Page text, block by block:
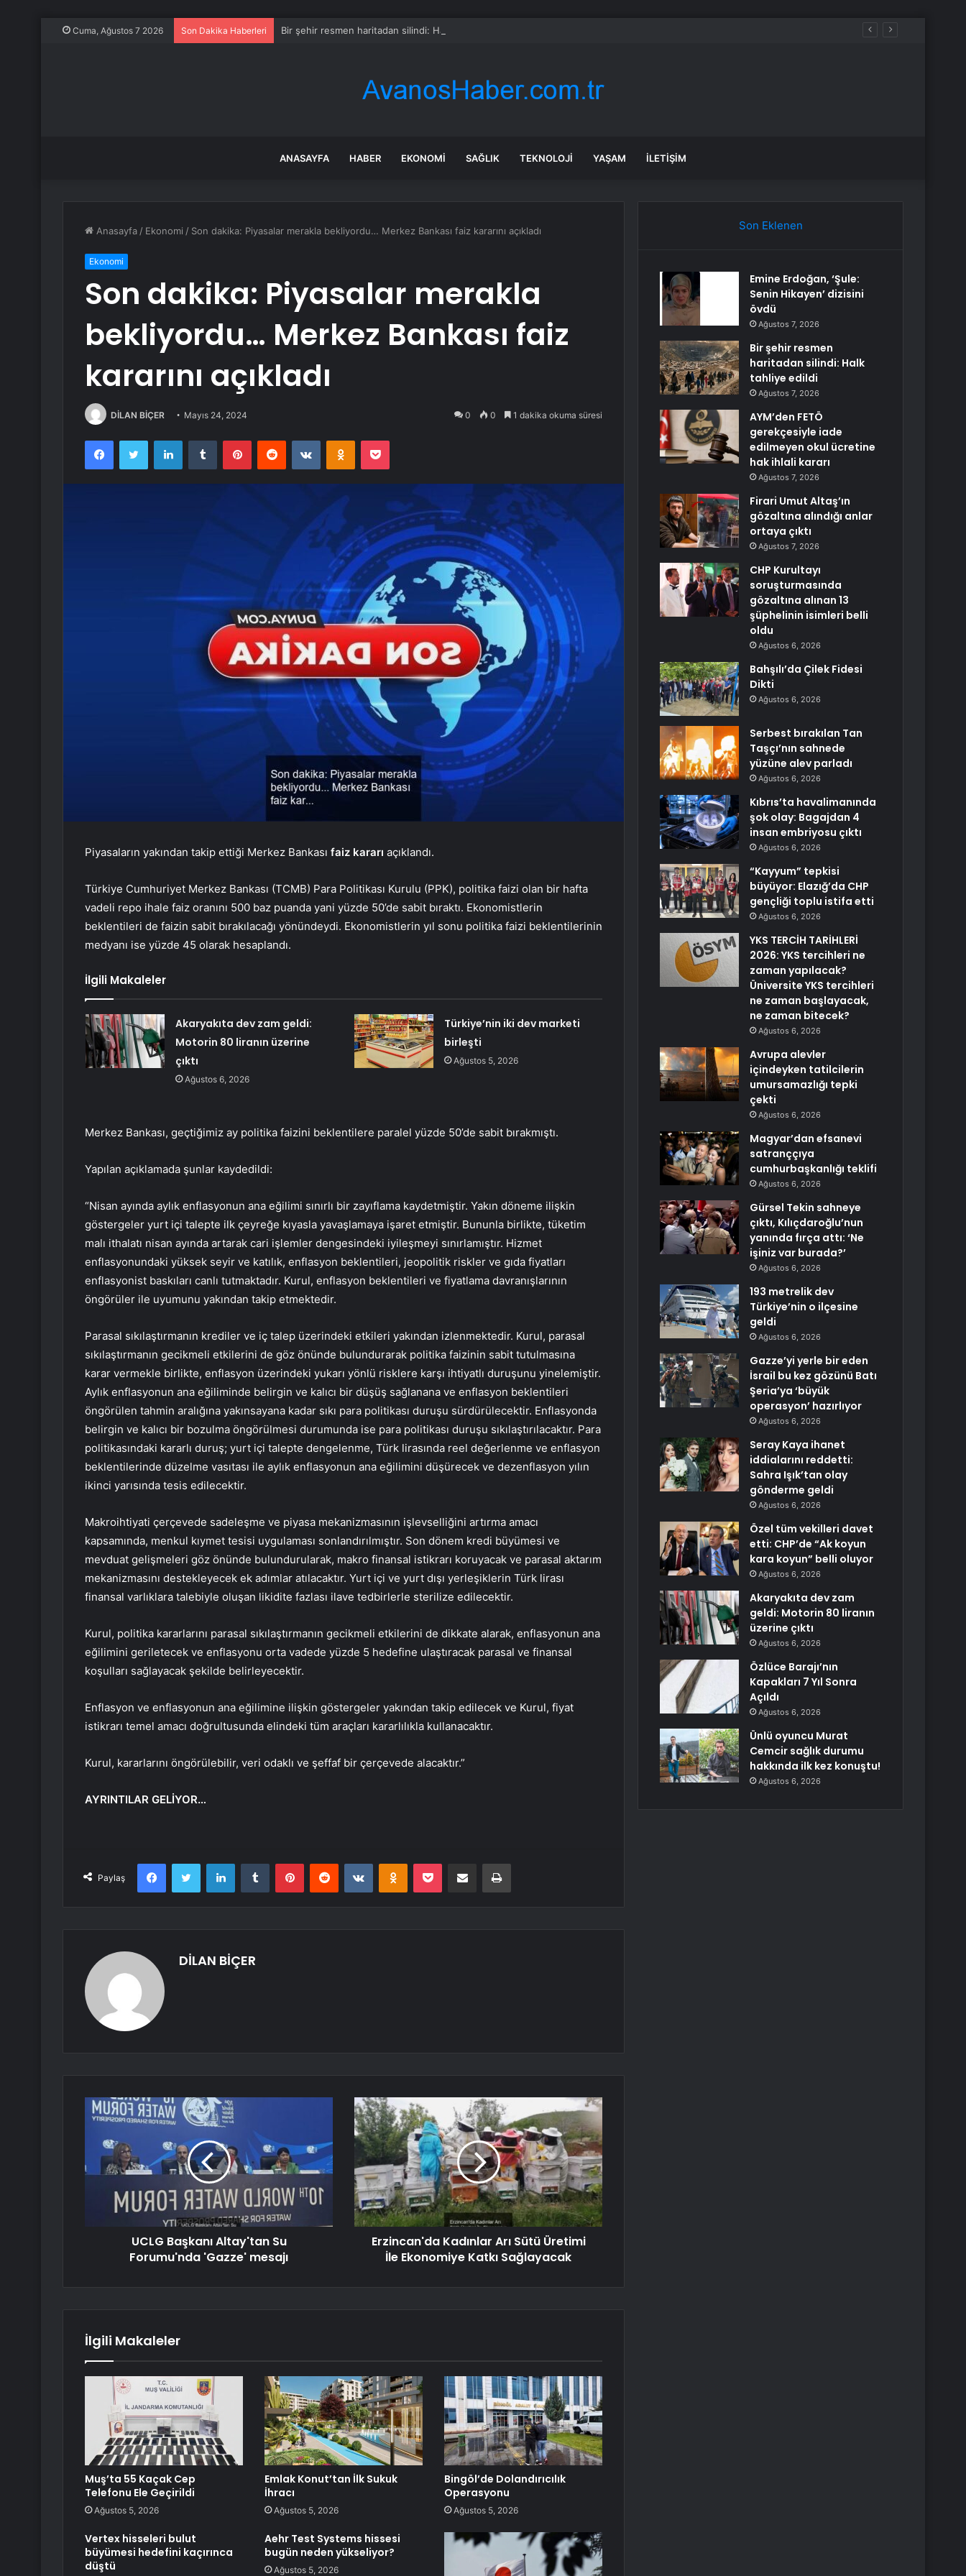
Cuma, Ağustos 7 2026 Son Dakika Haberleri Bir şehir resmen haritadan silindi: Halk tahliye edildi
ANASAYFA HABER EKONOMI SAĞLIK TEKNOLOJI YAŞAM İLETIŞIM
Anasayfa / Ekonomi / Son dakika: Piyasalar merakla bekliyordu… Merkez Bankası faiz kararını açıkladı
Ekonomi
Son dakika: Piyasalar merakla
bekliyordu… Merkez Bankası faiz
kararını açıkladı
DİLAN BİÇER Mayıs 24, 2024 0 0 1 dakika okuma süresi
FacebookTwitter LinkedInTumblr PinterestReddit VKontakteOdnoklassniki
Pocket
Piyasaların yakından takip ettiği Merkez Bankası faiz kararı açıklandı.
Türkiye Cumhuriyet Merkez Bankası (TCMB) Para Politikası Kurulu (PPK), politika faizi olan bir hafta
vadeli repo ihale faiz oranını 500 baz puanda yani yüzde 50’de sabit bıraktı. Ekonomistlerin
beklentileri de faizin sabit bırakılacağı yönündeydi. Ekonomistlerin yıl sonu politika faizi beklentilerinin
medyanı ise yüzde 45 olarak hesaplandı.
İlgili Makaleler
Akaryakıta dev zam geldi:
Motorin 80 liranın üzerine
çıktı
Ağustos 6, 2026
Türkiye’nin iki dev marketi
birleşti
Ağustos 5, 2026
Merkez Bankası, geçtiğimiz ay politika faizini beklentilere paralel yüzde 50’de sabit bırakmıştı.
Yapılan açıklamada şunlar kaydedildi:
“Nisan ayında aylık enflasyonun ana eğilimi sınırlı bir zayıflama kaydetmiştir. Yakın döneme ilişkin
göstergeler yurt içi talepte ilk çeyreğe kıyasla yavaşlamaya işaret etmiştir. Bununla birlikte, tüketim
malı ithalatı nisan ayında artarak cari işlemler dengesindeki iyileşmeyi sınırlamıştır. Hizmet
enflasyonundaki yüksek seyir ve katılık, enflasyon beklentileri, jeopolitik riskler ve gıda fiyatları
enflasyonist baskıları canlı tutmaktadır. Kurul, enflasyon beklentileri ve fiyatlama davranışlarının
öngörüler ile uyumunu yakından takip etmektedir.
Parasal sıkılaştırmanın krediler ve iç talep üzerindeki etkileri yakından izlenmektedir. Kurul, parasal
sıkılaştırmanın gecikmeli etkilerini de göz önünde bulundurarak politika faizinin sabit tutulmasına
karar vermekle birlikte, enflasyon üzerindeki yukarı yönlü risklere karşı ihtiyatlı duruşunu yinelemiştir.
Aylık enflasyonun ana eğiliminde belirgin ve kalıcı bir düşüş sağlanana ve enflasyon beklentileri
öngörülen tahmin aralığına yakınsayana kadar sıkı para politikası duruşu sürdürülecektir. Enflasyonda
belirgin ve kalıcı bir bozulma öngörülmesi durumunda ise para politikası duruşu sıkılaştırılacaktır. Para
politikasındaki kararlı duruş; yurt içi talepte dengelenme, Türk lirasında reel değerlenme ve enflasyon
beklentilerinde düzelme vasıtası ile aylık enflasyonun ana eğilimini düşürecek ve dezenflasyon yılın
ikinci yarısında tesis edilecektir.
Makroihtiyati çerçevede sadeleşme ve piyasa mekanizmasının işlevselliğini artırma amacı
kapsamında, menkul kıymet tesisi uygulaması sonlandırılmıştır. Son dönem kredi büyümesi ve
mevduat gelişmeleri göz önünde bulundurularak, makro finansal istikrarı koruyacak ve parasal aktarım
mekanizmasını destekleyecek ek adımlar atılacaktır. Yurt içi ve yurt dışı yerleşiklerin Türk lirası
finansal varlıklara talebiyle oluşan likidite fazlası ilave tedbirlerle sterilize edilecektir.
Kurul, politika kararlarını parasal sıkılaştırmanın gecikmeli etkilerini de dikkate alarak, enflasyonun ana
eğilimini geriletecek ve enflasyonu orta vadede yüzde 5 hedefine ulaştıracak parasal ve finansal
koşulları sağlayacak şekilde belirleyecektir.
Enflasyon ve enflasyonun ana eğilimine ilişkin göstergeler yakından takip edilecek ve Kurul, fiyat
istikrarı temel amacı doğrultusunda elindeki tüm araçları kararlılıkla kullanacaktır.
Kurul, kararlarını öngörülebilir, veri odaklı ve şeffaf bir çerçevede alacaktır.”
AYRINTILAR GELİYOR…
Paylaş
FacebookTwitter LinkedInTumblr PinterestReddit VKontakteOdnoklassniki
Pocket E-Posta ile paylaş Yazdır
DİLAN BİÇER
UCLG Başkanı Altay'tan Su
Forumu'nda 'Gazze' mesajı
Erzincan'da Kadınlar Arı Sütü Üretimi
İle Ekonomiye Katkı Sağlayacak
İlgili Makaleler
Muş’ta 55 Kaçak Cep
Telefonu Ele Geçirildi
Ağustos 5, 2026
Emlak Konut’tan İlk Sukuk
İhracı
Ağustos 5, 2026
Bingöl’de Dolandırıcılık
Operasyonu
Ağustos 5, 2026
Vertex hisseleri bulut
büyümesi hedefini kaçırınca
düştü
Aehr Test Systems hissesi
bugün neden yükseliyor?
Ağustos 5, 2026
Son Eklenen
Emine Erdoğan, ‘Şule:
Senin Hikayen’ dizisini
övdü
Ağustos 7, 2026
Bir şehir resmen
haritadan silindi: Halk
tahliye edildi
Ağustos 7, 2026
AYM’den FETÖ
gerekçesiyle iade
edilmeyen okul ücretine
hak ihlali kararı
Ağustos 7, 2026
Firari Umut Altaş’ın
gözaltına alındığı anlar
ortaya çıktı
Ağustos 7, 2026
CHP Kurultayı
soruşturmasında
gözaltına alınan 13
şüphelinin isimleri belli
oldu
Ağustos 6, 2026
Bahşılı’da Çilek Fidesi
Dikti
Ağustos 6, 2026
Serbest bırakılan Tan
Taşçı’nın sahnede
yüzüne alev parladı
Ağustos 6, 2026
Kıbrıs’ta havalimanında
şok olay: Bagajdan 4
insan embriyosu çıktı
Ağustos 6, 2026
“Kayyum” tepkisi
büyüyor: Elazığ’da CHP
gençliği toplu istifa etti
Ağustos 6, 2026
YKS TERCİH TARİHLERİ
2026: YKS tercihleri ne
zaman yapılacak?
Üniversite YKS tercihleri
ne zaman başlayacak,
ne zaman bitecek?
Ağustos 6, 2026
Avrupa alevler
içindeyken tatilcilerin
umursamazlığı tepki
çekti
Ağustos 6, 2026
Magyar’dan efsanevi
satranççıya
cumhurbaşkanlığı teklifi
Ağustos 6, 2026
Gürsel Tekin sahneye
çıktı, Kılıçdaroğlu’nun
yanında fırça attı: ‘Ne
işiniz var burada?’
Ağustos 6, 2026
193 metrelik dev
Türkiye’nin o ilçesine
geldi
Ağustos 6, 2026
Gazze’yi yerle bir eden
İsrail bu kez gözünü Batı
Şeria’ya ‘büyük
operasyon’ hazırlıyor
Ağustos 6, 2026
Seray Kaya ihanet
iddialarını reddetti:
Sahra Işık’tan olay
gönderme geldi
Ağustos 6, 2026
Özel tüm vekilleri davet
etti: CHP’de “Ak koyun
kara koyun” belli oluyor
Ağustos 6, 2026
Akaryakıta dev zam
geldi: Motorin 80 liranın
üzerine çıktı
Ağustos 6, 2026
Özlüce Barajı’nın
Kapakları 7 Yıl Sonra
Açıldı
Ağustos 6, 2026
Ünlü oyuncu Murat
Cemcir sağlık durumu
hakkında ilk kez konuştu!
Ağustos 6, 2026